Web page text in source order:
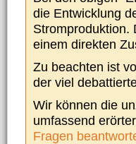
die Entwicklung
Stromproduktion.
einem direkten
Zu beachten ist
der viel
Wir können die
umfassend
Fragen